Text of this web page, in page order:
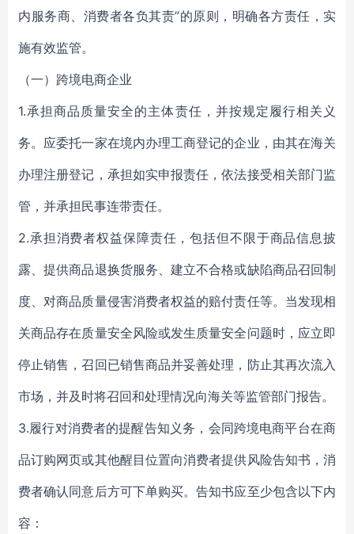
内服务商、消费者各负其责”的原则，明确各方责任，实
施有效监管。
（一）跨境电商企业
1.承担商品质量安全的主体责任，并按规定履行相关义
务。应委托一家在境内办理工商登记的企业，由其在海关
办理注册登记，承担如实申报责任，依法接受相关部门监
管，并承担民事连带责任。
2.承担消费者权益保障责任，包括但不限于商品信息披
露、提供商品退换货服务、建立不合格或缺陷商品召回制
度、对商品质量侵害消费者权益的赔付责任等。当发现相
关商品存在质量安全风险或发生质量安全问题时，应立即
停止销售，召回已销售商品并妥善处理，防止其再次流入
市场，并及时将召回和处理情况向海关等监管部门报告。
3.履行对消费者的提醒告知义务，会同跨境电商平台在商
品订购网页或其他醒目位置向消费者提供风险告知书，消
费者确认同意后方可下单购买。告知书应至少包含以下内
容：